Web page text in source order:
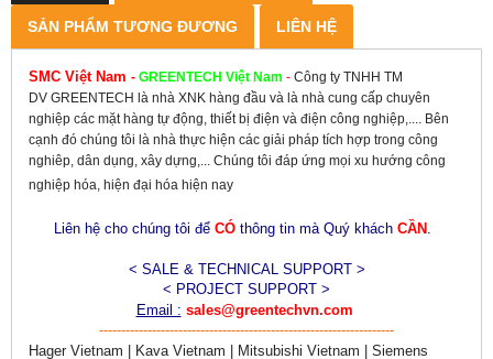
SẢN PHẨM TƯƠNG ĐƯƠNG LIÊN HỆ
SMC Việt Nam - GREENTECH Việt Nam - Công ty TNHH TM
DV GREENTECH là nhà XNK hàng đầu và là nhà cung cấp chuyên
nghiệp các mặt hàng tự động, thiết bị điện và điện công nghiệp,.... Bên
cạnh đó chúng tôi là nhà thực hiện các giải pháp tích hợp trong công
nghiêp, dân dụng, xây dựng,... Chúng tôi đáp ứng mọi xu hướng công
nghiệp hóa, hiện đại hóa hiện nay
Liên hệ cho chúng tôi để CÓthông tin mà Quý khách CẦN
< SALE & TECHNICAL SUPPORT >
< PROJECT SUPPORT >
Email : sales@greentechvn.com
-------------------------------------------------------------------
Hager Vietnam | Kava Vietnam | Mitsubishi Vietnam | Siemens